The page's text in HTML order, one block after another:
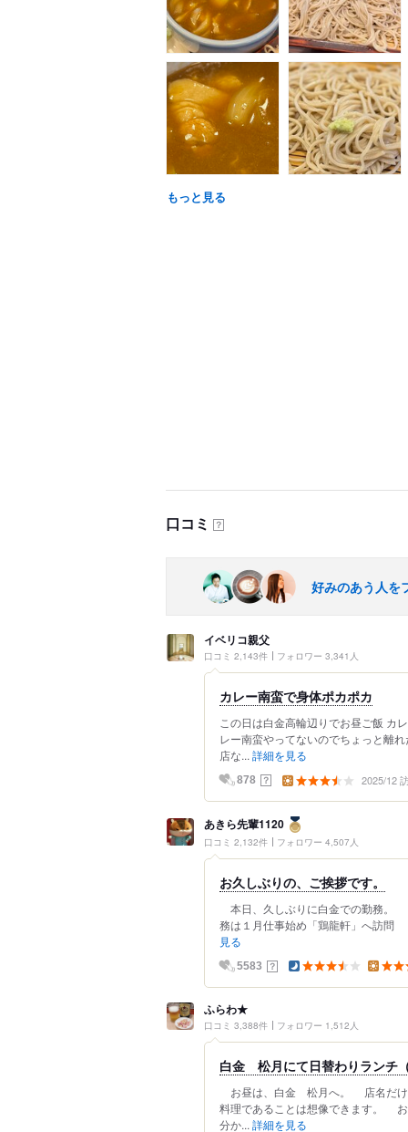
もっと見る
口コミ ？
好みのあう人を
イベリコ親父
口コミ 2,143件 フォロワー 3,341人
カレー南蛮で身体ポカポカ
この日は白金高輪辺りでお昼ご飯 カ
レー南蛮やってないのでちょっと離
店な... 詳細を見る
878 ？ 2025/12
あきら先輩1120
口コミ 2,132件 フォロワー 4,507人
お久しぶりの、ご挨拶です。
本日、久しぶりに白金での勤務
務は１月仕事始め「鶏龍軒」へ
見る
5583 ？
ふらわ★
口コミ 3,388件 フォロワー 1,512人
白金 松月にて日替わりランチ（
お昼は、白金 松月へ。 店名だけ
料理であることは想像できます。
分か... 詳細を見る